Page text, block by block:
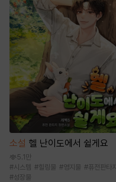
소설 헬 난이도에서 쉴게요
5.1만
#시스템 # 힐링물 #영지물 #퓨전판타지
#성장물